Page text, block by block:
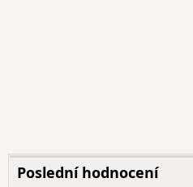
Poslední hodnocení